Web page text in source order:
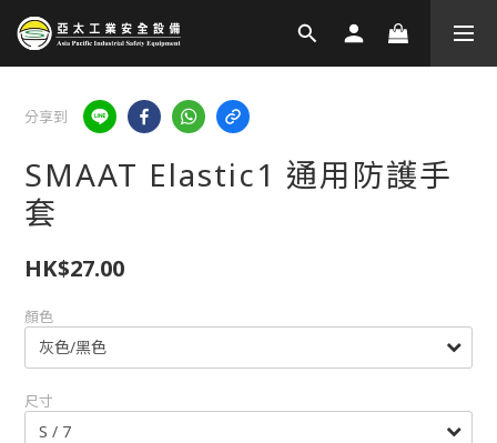
分享到
SMAAT Elastic1 通用防護手
套
HK$27.00
顏色
尺寸